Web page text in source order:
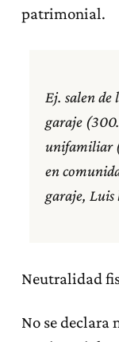
patrimonial.
Ej. salen de
garaje
unifamiliar
en
garaje,
Neutralidad
No se declara